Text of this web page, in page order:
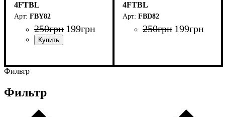
4FTBL
FBY82
250грн 199грн
4FTBL
FBD82
250грн 199грн
Фильтр
Фильтр